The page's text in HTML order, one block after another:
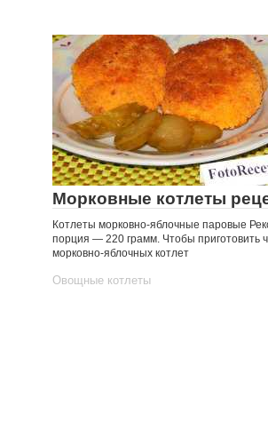
Морковные котлеты
Котлеты морковно-яблочные паровые
порция — 220 грамм. Чтобы приготовить
морковно-яблочных котлет
Овощные котлеты